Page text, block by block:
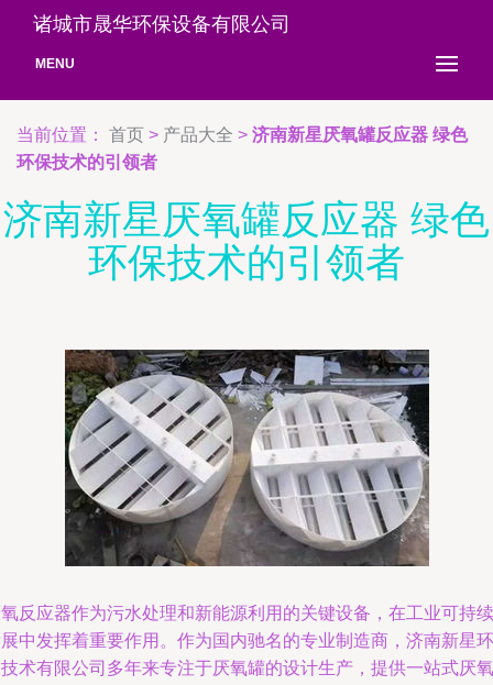
诸城市晟华环保设备有限公司
MENU
当前位置： 首页 > 产品大全 > 济南新星厌氧罐反应器 绿色
环保技术的引领者
济南新星厌氧罐反应器 绿色
环保技术的引领者
反应器作为污水处理和新能源利用的关键设备，在工业可持续
中发挥着重要作用。作为国内驰名的专业制造商，济南新星环
术有限公司多年来专注于厌氧罐的设计生产，提供一站式厌氧